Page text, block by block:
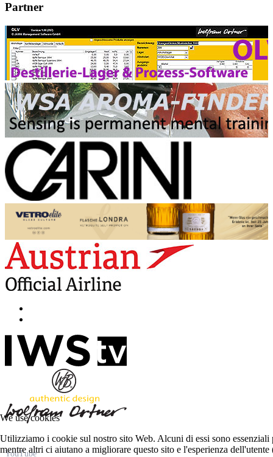
Partner
YouTube
We use cookies
Utilizziamo i cookie sul nostro sito Web. Alcuni di essi sono
mentre altri ci aiutano a migliorare questo sito e l'esperienza